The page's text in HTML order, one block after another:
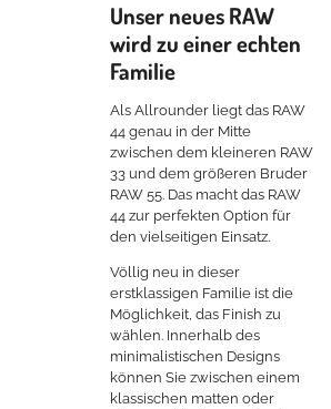
Unser neues RAW
wird zu einer echten
Familie
Als Allrounder liegt das RAW
44 genau in der Mitte
zwischen dem kleineren RAW
33 und dem größeren Bruder
RAW 55. Das macht das RAW
44 zur perfekten Option für
den vielseitigen Einsatz.
Völlig neu in dieser
erstklassigen Familie ist die
Möglichkeit, das Finish zu
wählen. Innerhalb des
minimalistischen Designs
können Sie zwischen einem
klassischen matten oder